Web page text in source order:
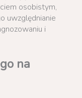
osobistym,
uwzględnianie
i
na